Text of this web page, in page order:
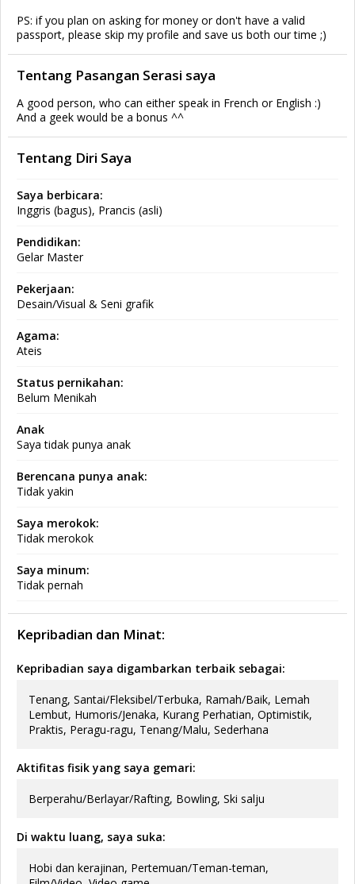
PS: if you plan on asking for money or don't have a valid
passport, please skip my profile and save us both our time ;)
Tentang Pasangan Serasi saya
A good person, who can either speak in French or English :)
And a geek would be a bonus ^^
Tentang Diri Saya
Saya berbicara:
Inggris (bagus), Prancis (asli)
Pendidikan:
Gelar Master
Pekerjaan:
Desain/Visual & Seni grafik
Agama:
Ateis
Status pernikahan:
Belum Menikah
Anak
Saya tidak punya anak
Berencana punya anak:
Tidak yakin
Saya merokok:
Tidak merokok
Saya minum:
Tidak pernah
Kepribadian dan Minat:
Kepribadian saya digambarkan terbaik sebagai:
Tenang, Santai/Fleksibel/Terbuka, Ramah/Baik, Lemah
Lembut, Humoris/Jenaka, Kurang Perhatian, Optimistik,
Praktis, Peragu-ragu, Tenang/Malu, Sederhana
Aktifitas fisik yang saya gemari:
Berperahu/Berlayar/Rafting, Bowling, Ski salju
Di waktu luang, saya suka:
Hobi dan kerajinan, Pertemuan/Teman-teman,